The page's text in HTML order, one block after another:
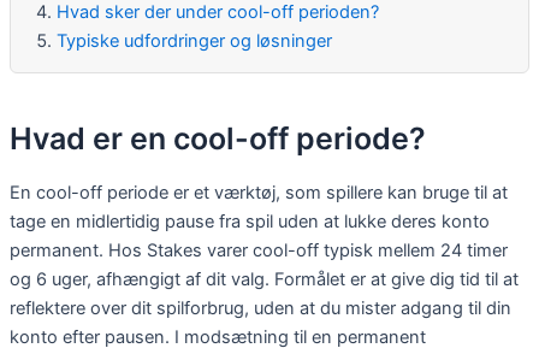
Hvad sker der under cool-off perioden?
Typiske udfordringer og løsninger
Hvad er en cool-off periode?
En cool-off periode er et værktøj, som spillere kan bruge til at
tage en midlertidig pause fra spil uden at lukke deres konto
permanent. Hos Stakes varer cool-off typisk mellem 24 timer
og 6 uger, afhængigt af dit valg. Formålet er at give dig tid til at
reflektere over dit spilforbrug, uden at du mister adgang til din
konto efter pausen. I modsætning til en permanent